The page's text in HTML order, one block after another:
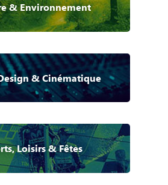
& Environnement
& Cinématique
Loisirs & Fêtes